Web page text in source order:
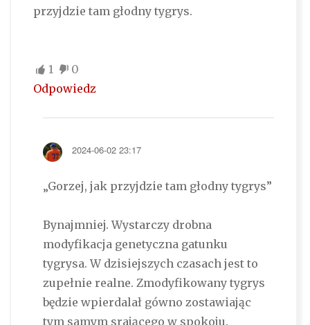
przyjdzie tam głodny tygrys.
1
0
Odpowiedz
2024-06-02 23:17
„Gorzej, jak przyjdzie tam głodny tygrys”
Bynajmniej. Wystarczy drobna
modyfikacja genetyczna gatunku
tygrysa. W dzisiejszych czasach jest to
zupełnie realne. Zmodyfikowany tygrys
będzie wpierdalał gówno zostawiając
tym samym srającego w spokoju.